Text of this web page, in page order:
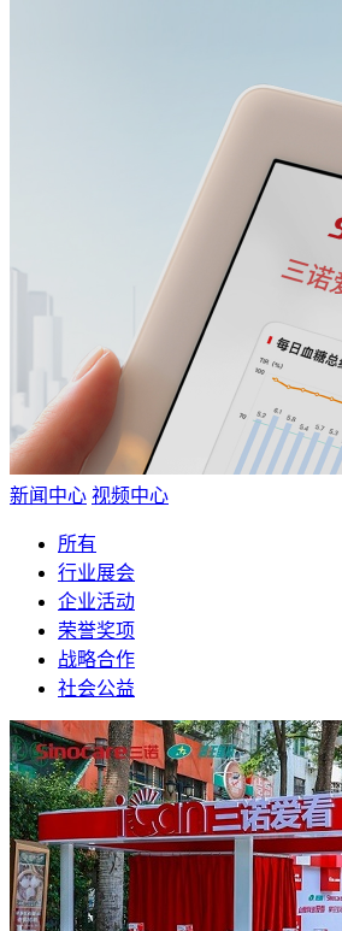
新闻中心 视频中心
所有
行业展会
企业活动
荣誉奖项
战略合作
社会公益